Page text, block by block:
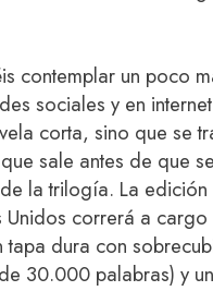
contemplar un poco
sociales y en
corta, sino que se
sale antes de que
la trilogía. La
correrá a
dura con
30.000 palabras) y